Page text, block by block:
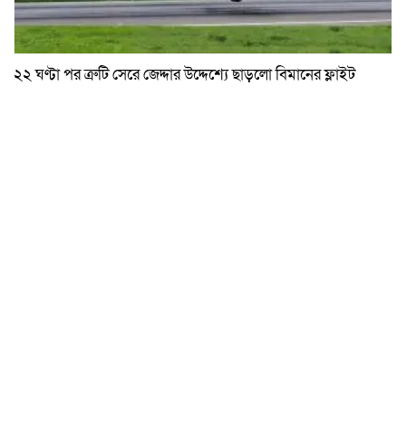
২২ ঘণ্টা পর ত্রুটি সেরে জেদ্দার উদ্দেশ্যে ছাড়লো বিমানের ফ্লাইট